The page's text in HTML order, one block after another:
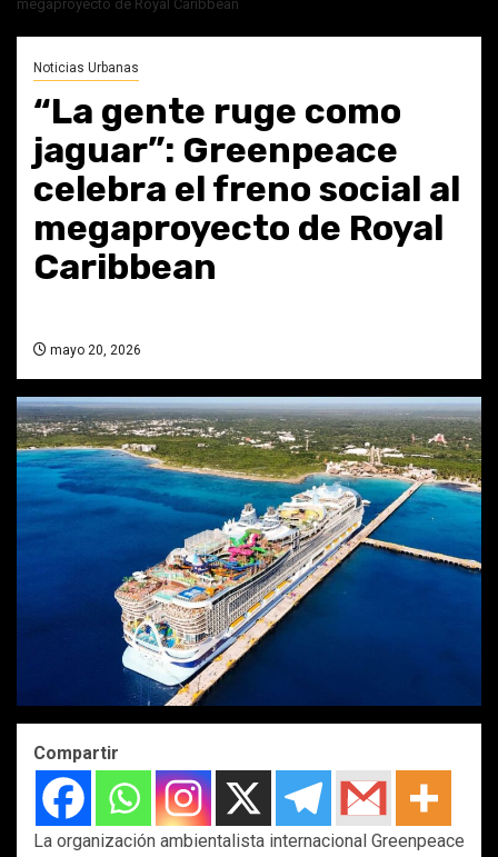
megaproyecto de Royal Caribbean
Noticias Urbanas
“La gente ruge como
jaguar”: Greenpeace
celebra el freno social al
megaproyecto de Royal
Caribbean
mayo 20, 2026
Compartir
La organización ambientalista internacional Greenpeace